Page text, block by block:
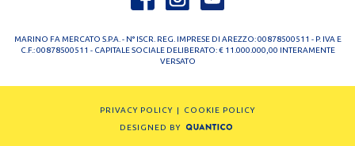
MARINO FA MERCATO S.P.A. - N° ISCR. REG. IMPRESE DI AREZZO: 00878500511 - P. IVA E
C.F.: 00878500511 - CAPITALE SOCIALE DELIBERATO: € 11.000.000,00 INTERAMENTE
VERSATO
PRIVACY POLICY
COOKIE POLICY
DESIGNED BY